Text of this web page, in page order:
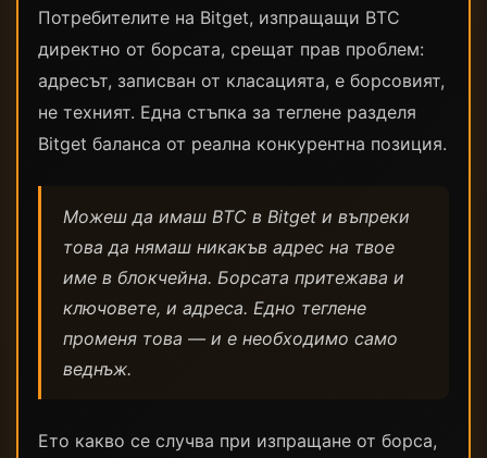
Потребителите на Bitget, изпращащи BTC
директно от борсата, срещат прав проблем:
адресът, записван от класацията, е борсовият,
не техният. Една стъпка за теглене разделя
Bitget баланса от реална конкурентна позиция.
Можеш да имаш BTC в Bitget и въпреки
това да нямаш никакъв адрес на твое
име в блокчейна. Борсата притежава и
ключовете, и адреса. Едно теглене
променя това — и е необходимо само
веднъж.
Ето какво се случва при изпращане от борса,